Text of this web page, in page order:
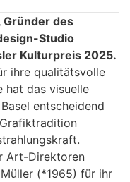
Gründer des
Studio
Kulturpreis 2025.
ihre qualitätsvolle
hat das visuelle
entscheidend
Art-Direktoren
(*1965) für ihr